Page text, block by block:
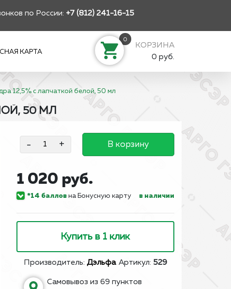
по России: +7 (812) 241-16-15
КАРТА
0
КОРЗИНА
0 руб.
12,5% с лапчаткой белой, 50 мл
50 МЛ
- + В корзину
1 020 руб.
*14 балловна Бонусную карту в наличии
Купить в 1 клик
Производитель: Дэльфа Артикул: 529
Самовывоз из 69 пунктов